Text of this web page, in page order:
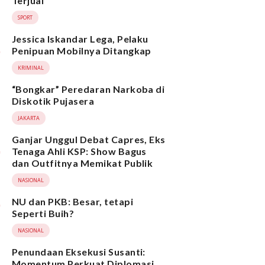
SPORT
Jessica Iskandar Lega, Pelaku
Penipuan Mobilnya Ditangkap
KRIMINAL
“Bongkar” Peredaran Narkoba di
Diskotik Pujasera
JAKARTA
Ganjar Unggul Debat Capres, Eks
Tenaga Ahli KSP: Show Bagus
dan Outfitnya Memikat Publik
NASIONAL
NU dan PKB: Besar, tetapi
Seperti Buih?
NASIONAL
Penundaan Eksekusi Susanti: